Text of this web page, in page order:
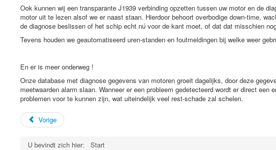
Ook kunnen wij een transparante J1939 verbinding opzetten tussen uw motor en de
motor uit te lezen alsof we er naast staan. Hierdoor behoort overbodige down-time,
de diagnose beslissen of het schip echt nú voor de kant moet, of dat dat misschien
Tevens houden we geautomatiseerd uren-standen en foutmeldingen bij welke weer
En er is meer onderweg !
Onze database met diagnose gegevens van motoren groeit dagelijks, door deze
meetwaarden alarm slaan. Wanneer er een probleem gedetecteerd wordt er direct
problemen voor te kunnen zijn, wat uiteindelijk veel rest-schade zal schelen.
Vorige
U bevindt zich hier: Start